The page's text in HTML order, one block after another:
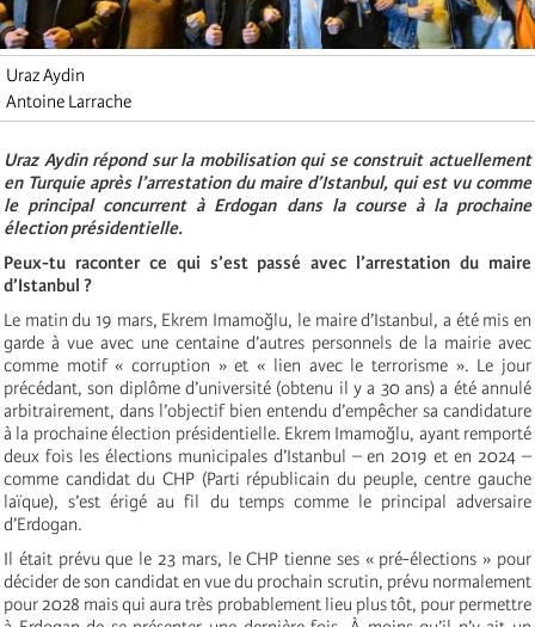
Uraz Aydin
Antoine Larrache
Uraz Aydin répond sur la mobilisation qui se construit actuellement
en Turquie après l’arrestation du maire d’Istanbul, qui est vu comme
le principal concurrent à Erdogan dans la course à la prochaine
élection présidentielle.
Peux-tu raconter ce qui s’est passé avec l’arrestation du maire
d’Istanbul ?
Le matin du 19 mars, Ekrem Imamoğlu, le maire d’Istanbul, a été mis en
garde à vue avec une centaine d’autres personnels de la mairie avec
comme motif « corruption » et « lien avec le terrorisme ». Le jour
précédant, son diplôme d’université (obtenu il y a 30 ans) a été annulé
arbitrairement, dans l’objectif bien entendu d’empêcher sa candidature
à la prochaine élection présidentielle. Ekrem Imamoğlu, ayant remporté
deux fois les élections municipales d’Istanbul – en 2019 et en 2024 –
comme candidat du CHP (Parti républicain du peuple, centre gauche
laïque), s’est érigé au fil du temps comme le principal adversaire
d’Erdogan.
Il était prévu que le 23 mars, le CHP tienne ses « pré-élections » pour
décider de son candidat en vue du prochain scrutin, prévu normalement
pour 2028 mais qui aura très probablement lieu plus tôt, pour permettre